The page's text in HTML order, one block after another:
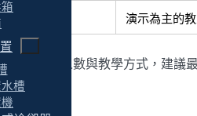
槽
演示為主的
預計使用人數與教學方式，建議